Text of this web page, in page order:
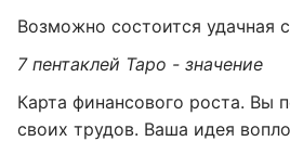
Возможно состоится удачная
7 пентаклей Таро - значение
Карта финансового роста. Вы
своих трудов. Ваша идея